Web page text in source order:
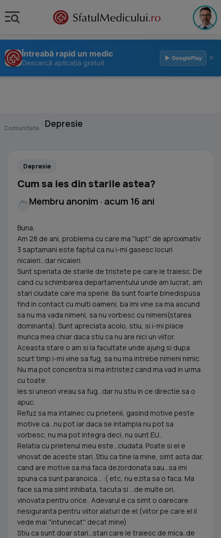
Întreabă rapid un medic
Descarcă aplicația gratuit
▶ GooglePlay ×
Comunitate Depresie
Depresie
Cum sa ies din starile astea?
Membru anonim · acum 16 ani
Buna,
Am 28 de ani, problema cu care ma ''lupt'' de aproximativ
3 saptamani este faptul ca nu i-mi gasesc locuri
nicaieri...dar nicaieri.
Sunt speriata de starile de tristete pe care le traiesc. De
cand cu schimbarea departamentului unde am lucrat, am
stari ciudate care ma sperie. Ba sunt foarte binedispusa
find in contact cu multi oameni, ba imi vine sa ma ascund
sa nu ma vada nimeni, sa nu vorbesc cu nimeni(starea
dominanta). Sunt apreciata acolo, stiu, si i-mi place
munca mea chiar daca stiu ca nu are nici un viitor.
Aceasta stare o am si la facultate unde ajung si dupa
scurt timp i-mi vine sa fug, sa nu ma intrebe nimeni nimic.
Nu ma pot concentra si ma intristez cand ma vad in urma
cu toate.
Ies si uneori vreau sa fug...dar nu stiu in ce directie sa o
apuc.
Refuz sa ma intalnec cu prietenii, gasind motive peste
motive ca...nu pot iar daca se intampla nu pot sa
vorbesc, nu ma pot integra deci, nu sunt EU..
Relatia cu prietenul meu este...ciudata. Poate si el e
vinovat de aceste stari..Stiu ca tine la mine, simt asta dar,
cand are motive sa ma faca dezordonata sau...sa imi
spuna ca sunt paranoica... :( etc, nu ezita sa o faca. Ma
face sa ma simt inhibata, tacuta si ...de multe ori,
vinovata pentru orice.. Adevarul e ca simt o oarecare
nesiguranta pentru viitor alaturi de el.(viitor pe care el il
vede mai ''intunecat'' decat mine)
Stiu ca sunt doar stari...stari care le traiesc de mica..de